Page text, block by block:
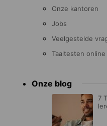
Onze kantoren
Jobs
Veelgestelde
Taaltesten online
Onze blog
7